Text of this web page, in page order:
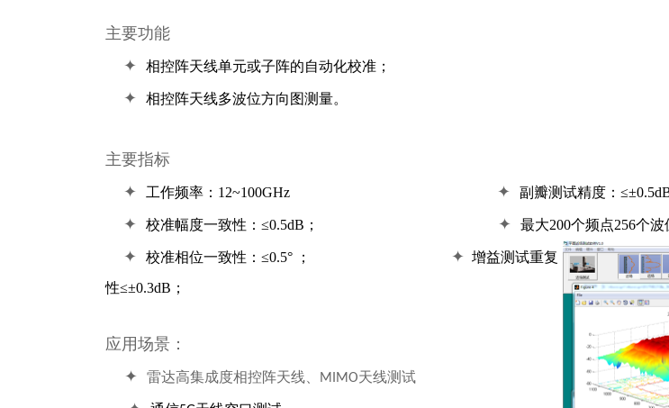
主要功能
✦
相控阵天线单元或子阵的自动化校准 ；
✦ 相控阵天线多波位方向图测量。
主要指标
✦
工作频率： 12~100GHz ✦ 副瓣测试精度：≤±
✦ 校准幅度一致性：≤0.5dB ； ✦ 最大200个频点256个波
✦ 校准相位一致性：≤0.5° ； ✦ 增益测试重复
性≤±0.3dB ；
应用场景：
✦
雷达高集成度相控阵天线、 MIMO天线测试